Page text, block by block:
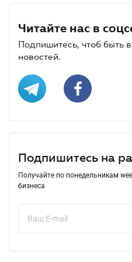
Читайте нас в
Подпишитесь, чтоб быть
новостей.
Подпишитесь на
Получайте по понедельникам
бизнеса